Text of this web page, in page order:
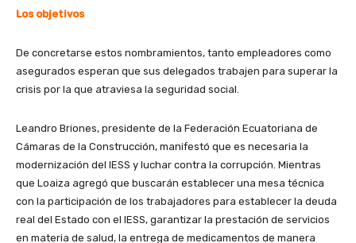
Los objetivos
De concretarse estos nombramientos, tanto empleadores como
asegurados esperan que sus delegados trabajen para superar la
crisis por la que atraviesa la seguridad social.
Leandro Briones, presidente de la Federación Ecuatoriana de
Cámaras de la Construcción, manifestó que es necesaria la
modernización del IESS y luchar contra la corrupción. Mientras
que Loaiza agregó que buscarán establecer una mesa técnica
con la participación de los trabajadores para establecer la deuda
real del Estado con el IESS, garantizar la prestación de servicios
en materia de salud, la entrega de medicamentos de manera